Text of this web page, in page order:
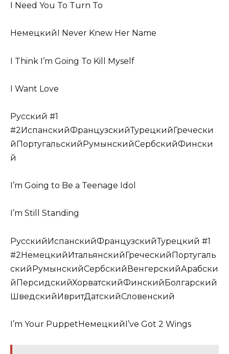
I Need You To Turn To
НемецкийI Never Knew Her Name
I Think I’m Going To Kill Myself
I Want Love
Русский #1
#2ИспанскийФранцузскийТурецкийГречески
йПортугальскийРумынскийСербскийФински
й
I’m Going to Be a Teenage Idol
I’m Still Standing
РусскийИспанскийФранцузскийТурецкий #1
#2НемецкийИтальянскийГреческийПортугаль
скийРумынскийСербскийВенгерскийАрабски
йПерсидскийХорватскийФинскийБолгарский
ШведскийИвритДатскийСловенский
I’m Your PuppetНемецкийI’ve Got 2 Wings